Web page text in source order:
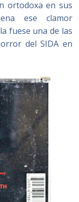
ortodoxa en sus
ese clamor
fuese una de las
del SIDA en